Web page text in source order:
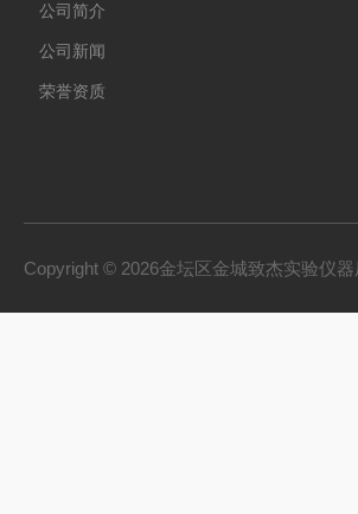
公司简介
公司新闻
荣誉资质
Copyright © 2026金坛区金城致杰实验仪